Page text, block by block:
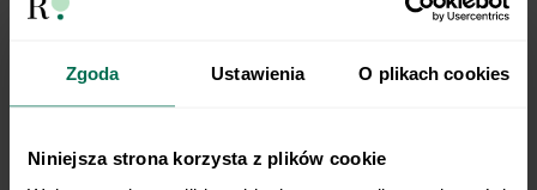
Zgoda Ustawienia O plikach cookies
Niniejsza strona korzysta z plików cookie